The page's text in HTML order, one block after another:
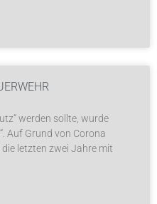
werden sollte, wurde
Auf Grund von Corona
letzten zwei Jahre mit